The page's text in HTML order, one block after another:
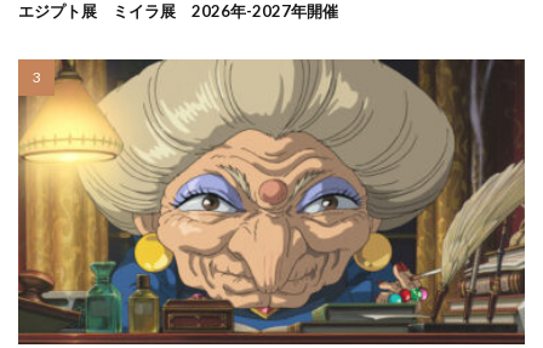
エジプト展 ミイラ展 2026年-2027年開催